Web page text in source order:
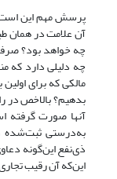
پرسش مهم این است
آن علامت در همان
چه خواهد بود؟
چه دلیلی دارد که
مالکی که برای
بدهیم؟ بالاخص در
آنها صورت گرفته
به‌درستی ثبت‌شده
ذی‌نفع این‌گونه
این‌که آن رقیب